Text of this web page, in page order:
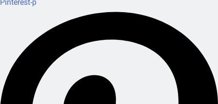
Pinterest-p